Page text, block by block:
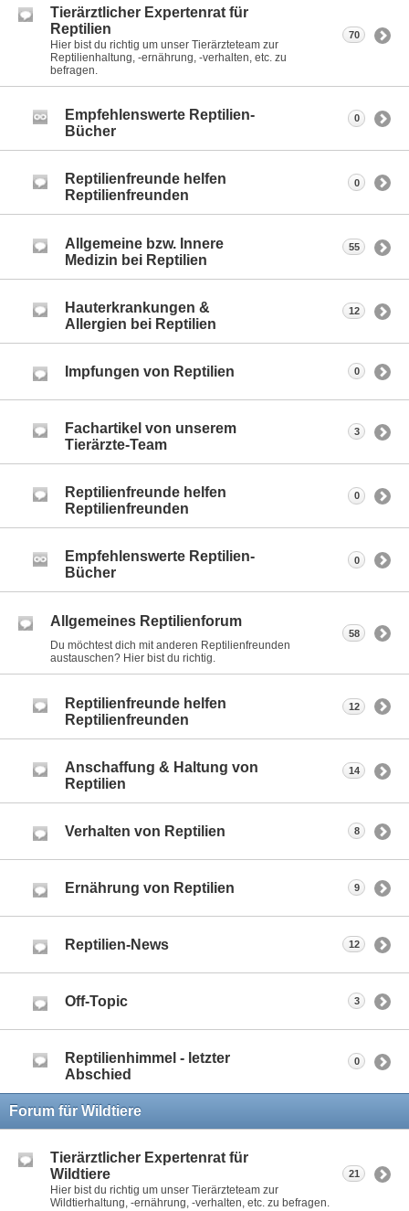
Tierärztlicher Expertenrat für
Reptilien
Hier bist du richtig um unser Tierärzteteam zur
Reptilienhaltung, -ernährung, -verhalten, etc. zu
befragen.
70
Empfehlenswerte Reptilien-
Bücher
0
Reptilienfreunde helfen
Reptilienfreunden
0
Allgemeine bzw. Innere
Medizin bei Reptilien
55
Hauterkrankungen &
Allergien bei Reptilien
12
Impfungen von Reptilien 0
Fachartikel von unserem
Tierärzte-Team
3
Reptilienfreunde helfen
Reptilienfreunden
0
Empfehlenswerte Reptilien-
Bücher
0
Allgemeines Reptilienforum
Du möchtest dich mit anderen Reptilienfreunden
austauschen? Hier bist du richtig.
58
Reptilienfreunde helfen
Reptilienfreunden
12
Anschaffung & Haltung von
Reptilien
14
Verhalten von Reptilien 8
Ernährung von Reptilien 9
Reptilien-News 12
Off-Topic 3
Reptilienhimmel - letzter
Abschied
0
Forum für Wildtiere
Tierärztlicher Expertenrat für
Wildtiere
Hier bist du richtig um unser Tierärzteteam zur
Wildtierhaltung, -ernährung, -verhalten, etc. zu befragen.
21